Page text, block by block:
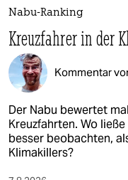
Nabu-Ranking
Kreuzfahrer in der
Kommentar
Der Nabu bewertet
Kreuzfahrten. Wo
besser beobachten,
Klimakillers?